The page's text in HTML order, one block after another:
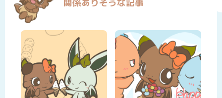
関係ありそうな記事